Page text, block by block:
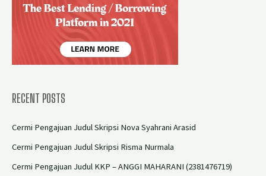
RECENT POSTS
Cermi Pengajuan Judul Skripsi Nova Syahrani Arasid
Cermi Pengajuan Judul Skripsi Risma Nurmala
Cermi Pengajuan Judul KKP – ANGGI MAHARANI (2381476719)